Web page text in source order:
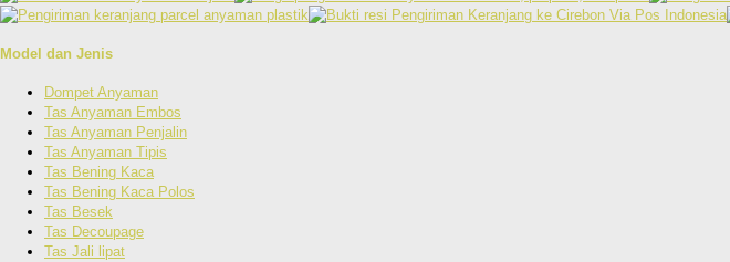
Model dan Jenis
Dompet Anyaman
Tas Anyaman Embos
Tas Anyaman Penjalin
Tas Anyaman Tipis
Tas Bening Kaca
Tas Bening Kaca Polos
Tas Besek
Tas Decoupage
Tas Jali lipat